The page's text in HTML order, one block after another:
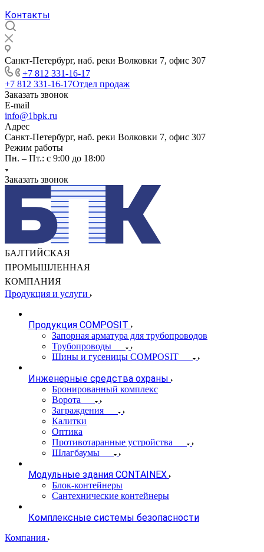
Контакты
Санкт-Петербург, наб. реки Волковки 7, офис 307
+7 812 331-16-17
+7 812 331-16-17Отдел продаж
Заказать звонок
E-mail
info@1bpk.ru
Адрес
Санкт-Петербург, наб. реки Волковки 7, офис 307
Режим работы
Пн. – Пт.: с 9:00 до 18:00
Заказать звонок
БАЛТИЙСКАЯ
ПРОМЫШЛЕННАЯ
КОМПАНИЯ
Продукция и услуги
Продукция COMPOSIT
Запорная арматура для трубопроводов
Трубопроводы
Шины и гусеницы COMPOSIT
Инженерные средства охраны
Бронированный комплекс
Ворота
Заграждения
Калитки
Оптика
Противотаранные устройства
Шлагбаумы
Модульные здания CONTAINEX
Блок-контейнеры
Сантехнические контейнеры
Комплексные системы безопасности
Компания